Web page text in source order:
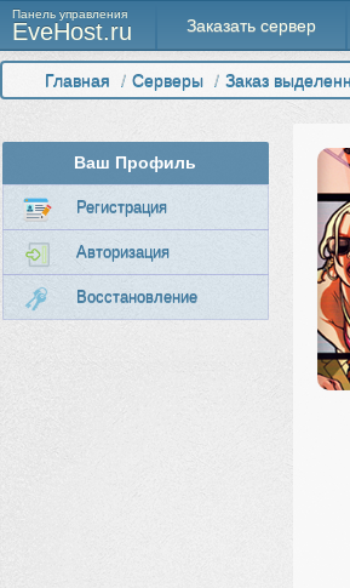
Панель управления
EveHost.ru Заказать сервер
Главная / Серверы / Заказ
Ваш Профиль
Регистрация
Авторизация
Восстановление